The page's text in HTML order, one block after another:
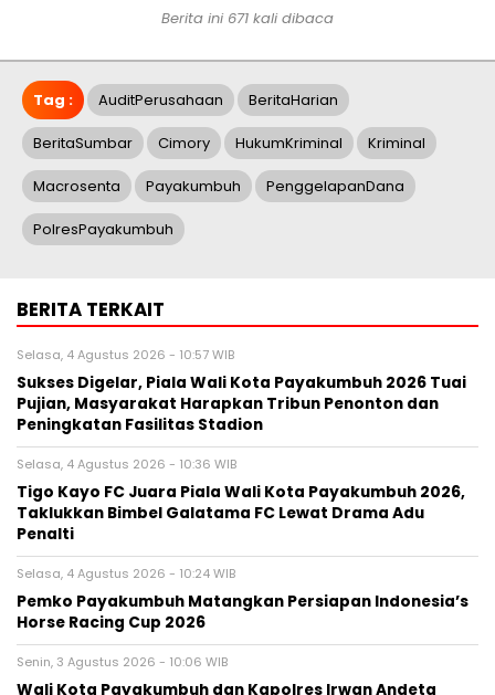
Berita ini 671 kali dibaca
Tag : AuditPerusahaan BeritaHarian
BeritaSumbar Cimory HukumKriminal Kriminal
Macrosenta Payakumbuh PenggelapanDana
PolresPayakumbuh
BERITA TERKAIT
Selasa, 4 Agustus 2026 - 10:57 WIB
Sukses Digelar, Piala Wali Kota Payakumbuh 2026 Tuai
Pujian, Masyarakat Harapkan Tribun Penonton dan
Peningkatan Fasilitas Stadion
Selasa, 4 Agustus 2026 - 10:36 WIB
Tigo Kayo FC Juara Piala Wali Kota Payakumbuh 2026,
Taklukkan Bimbel Galatama FC Lewat Drama Adu
Penalti
Selasa, 4 Agustus 2026 - 10:24 WIB
Pemko Payakumbuh Matangkan Persiapan Indonesia’s
Horse Racing Cup 2026
Senin, 3 Agustus 2026 - 10:06 WIB
Wali Kota Payakumbuh dan Kapolres Irwan Andeta